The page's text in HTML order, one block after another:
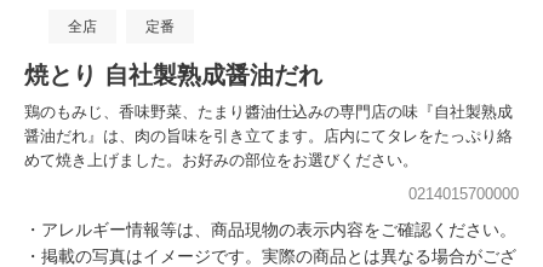
全店 定番
焼とり 自社製熟成醤油だれ
鶏のもみじ、香味野菜、たまり醬油仕込みの専門店の味『自社製熟成
醤油だれ』は、肉の旨味を引き立てます。店内にてタレをたっぷり絡
めて焼き上げました。お好みの部位をお選びください。
0214015700000
・アレルギー情報等は、商品現物の表示内容をご確認ください。
・掲載の写真はイメージです。実際の商品とは異なる場合がござ